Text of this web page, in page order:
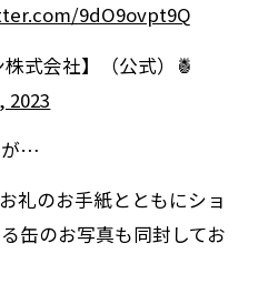
9dO9ovpt9Q
式会社】（公式）🍍
2023
が…
礼のお手紙とともにショ
缶のお写真も同封してお